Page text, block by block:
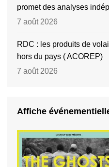
promet des analyses
7 août 2026
RDC : les produits de
hors du pays ( ACOREP)
7 août 2026
Affiche